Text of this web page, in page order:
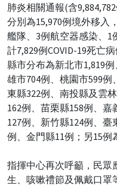
肺炎相關通報(含
分別為15,970例境外移入
艦隊、3例航空器感染、1
計7,829例COVID-19死亡
縣市分布為新北市1,819
雄市704例、桃園市599
東縣322例、南投縣及雲
162例、苗栗縣158例、
127例、新竹縣124例、
例、金門縣11例；另15例
指揮中心再次呼籲，民眾
生、咳嗽禮節及佩戴口罩